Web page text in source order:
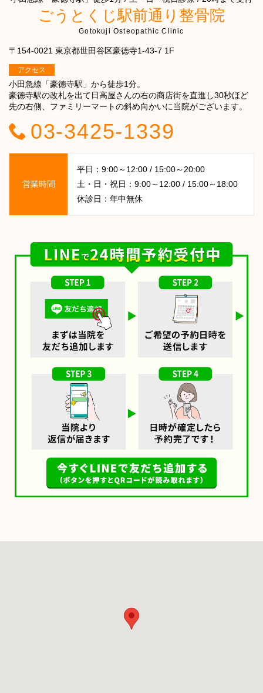
ごうとくじ駅前通り整骨院
Gotokuji Osteopathic Clinic
〒154-0021 東京都世田谷区豪徳寺1-43-7 1F
アクセス
小田急線「豪徳寺駅」から徒歩1分。
豪徳寺駅の改札を出て日高屋さんの右の商店街を直進し30秒ほど
先の右側、ファミリーマートの斜め向かいに当院がございます。
03-3425-1339
営業時間
平日：9:00～12:00 / 15:00～20:00
土・日・祝日：9:00～12:00 / 15:00～18:00
休診日：年中無休